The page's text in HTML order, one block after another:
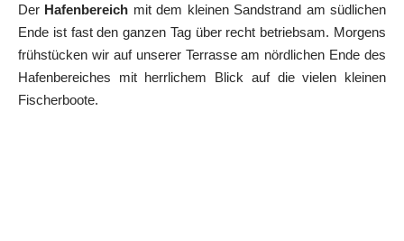
Der Hafenbereich mit dem kleinen Sandstrand am südlichen
Ende ist fast den ganzen Tag über recht betriebsam. Morgens
frühstücken wir auf unserer Terrasse am nördlichen Ende des
Hafenbereiches mit herrlichem Blick auf die vielen kleinen
Fischerboote.